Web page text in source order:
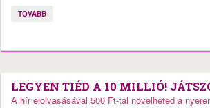
TOVÁBB
LEGYEN TIÉD A 10 MILLIÓ!
A hír elolvasásával 500 Ft-tal növelheted a